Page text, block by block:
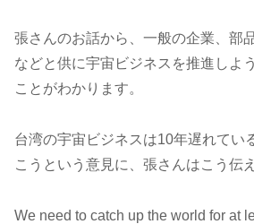
張さんのお話から、一般の企業、部
などと供に宇宙ビジネスを推進しよ
ことがわかります。
台湾の宇宙ビジネスは10年遅れてい
こうという意見に、張さんはこう伝
We need to catch up the world for at